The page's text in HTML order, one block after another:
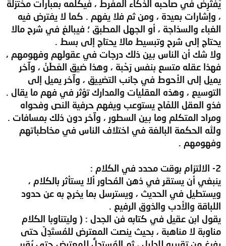
يَفْتَرِضَ في صاحبه الذكاء المفرط ، فيكلمه بعبارات مختزلة
، وإشارات بعيدة ، ومن ثم فلا يفهم . كما لا يفترض فيه
الغباء والسذاجة ، أو الجهل المطبق ؛ فيبالغ في شرح مالا
يحتاج إلى شرح وتبسيط مالا يحتاج إلى بسط .
ولا شك أن الناس بين ذلك درجات في عقولهم وفهومهم ،
فهذا عقله متسع بنفس رَحْبة ، وهذا ضيق العَطَنْ ، وآخر
يميل إلى الأحوط في جانب التضييق ، وآخر يميل إلى
التوسيع ، وهذه العقليات والمدارك تؤثر في فهم ما يقال .
فذو العقل اللمّاح يستوعب ويفهم حرفية النص وفحواه
ومراد المتكلم وما بين السطور ، وآخر دون ذلك بمسافات .
ولله الحكمة البالغة في اختلاف الناس في مخاطباتهم
وفهومهم .
2- الالتزام بوقت محدد في الكلام :
ينبغي أن يستقر في ذهن المُحاور ألا يستأثر بالكلام ،
ويستطيل في الحديث ، ويسترسل بما يخرج به عن حدود
اللباقة والأدب والذوق الرفيع .
يقول ابن عقيل في كتابه فن الجدل : ( وليتناوبا الكلام
مناوبة لا مناهبة ، بحيث ينصت المعترض للمُستَدِلّ حتى
يفرغ من تقريره للدليل ، ثم المُستدِلُّ للمعترض حتى يُقرر